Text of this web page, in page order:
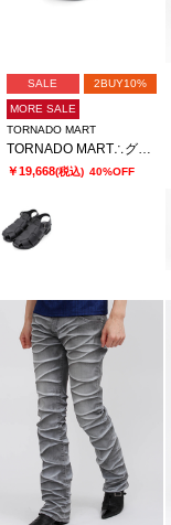
SALE 2BUY10%
MORE SALE
TORNADO MART
TORNADO MART∴グルカサンダル
￥19,668(税込) 40%OFF